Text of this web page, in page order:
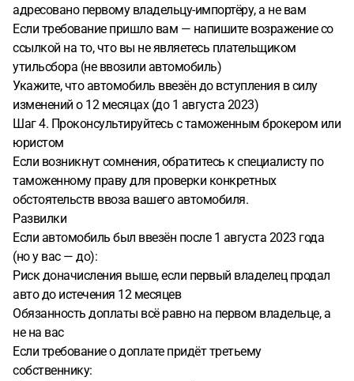
адресовано первому владельцу-импортёру, а не вам
Если требование пришло вам — напишите возражение со
ссылкой на то, что вы не являетесь плательщиком
утильсбора (не ввозили автомобиль)
Укажите, что автомобиль ввезён до вступления в силу
изменений о 12 месяцах (до 1 августа 2023)
Шаг 4. Проконсультируйтесь с таможенным брокером или
юристом
Если возникнут сомнения, обратитесь к специалисту по
таможенному праву для проверки конкретных
обстоятельств ввоза вашего автомобиля.
Развилки
Если автомобиль был ввезён после 1 августа 2023 года
(но у вас — до):
Риск доначисления выше, если первый владелец продал
авто до истечения 12 месяцев
Обязанность доплаты всё равно на первом владельце, а
не на вас
Если требование о доплате придёт третьему
собственнику: